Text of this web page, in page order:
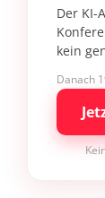
Der KI-
kein
Danach